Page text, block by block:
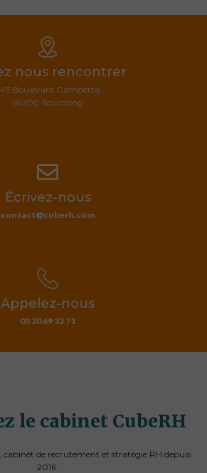
nous rencontrer
Boulevard Gambetta,
59200 Tourcoing
Écrivez-nous
contact@cuberh.com
Appelez-nous
03 20 69 32 71
le cabinet CubeRH
cabinet de recrutement et stratégie RH depuis
2016.